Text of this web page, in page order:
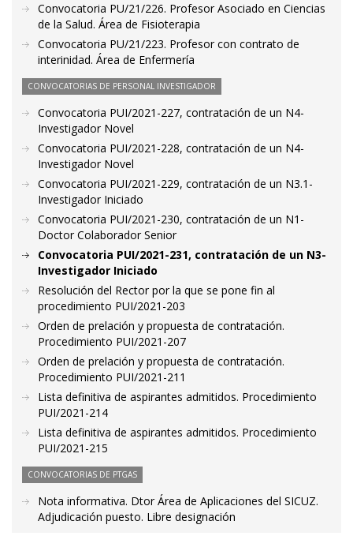
Convocatoria PU/21/226. Profesor Asociado en Ciencias
de la Salud. Área de Fisioterapia
Convocatoria PU/21/223. Profesor con contrato de
interinidad. Área de Enfermería
CONVOCATORIAS DE PERSONAL INVESTIGADOR
Convocatoria PUI/2021-227, contratación de un N4-
Investigador Novel
Convocatoria PUI/2021-228, contratación de un N4-
Investigador Novel
Convocatoria PUI/2021-229, contratación de un N3.1-
Investigador Iniciado
Convocatoria PUI/2021-230, contratación de un N1-
Doctor Colaborador Senior
Convocatoria PUI/2021-231, contratación de un N3-
Investigador Iniciado
Resolución del Rector por la que se pone fin al
procedimiento PUI/2021-203
Orden de prelación y propuesta de contratación.
Procedimiento PUI/2021-207
Orden de prelación y propuesta de contratación.
Procedimiento PUI/2021-211
Lista definitiva de aspirantes admitidos. Procedimiento
PUI/2021-214
Lista definitiva de aspirantes admitidos. Procedimiento
PUI/2021-215
CONVOCATORIAS DE PTGAS
Nota informativa. Dtor Área de Aplicaciones del SICUZ.
Adjudicación puesto. Libre designación